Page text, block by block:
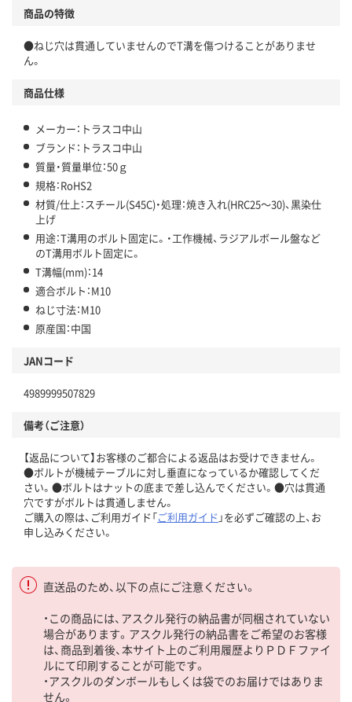
商品の特徴
●ねじ穴は貫通していませんのでT溝を傷つけることがありませ
ん。
商品仕様
メーカー：トラスコ中山
ブランド：トラスコ中山
質量・質量単位：50ｇ
規格：RoHS2
材質/仕上：スチール(S45C)・処理：焼き入れ(HRC25～30)、黒染仕
上げ
用途：T溝用のボルト固定に。・工作機械、ラジアルボール盤など
のT溝用ボルト固定に。
T溝幅(mm)：14
適合ボルト：M10
ねじ寸法：M10
原産国：中国
JANコード
4989999507829
備考（ご注意）
【返品について】お客様のご都合による返品はお受けできません。
●ボルトが機械テーブルに対し垂直になっているか確認してくだ
さい。●ボルトはナットの底まで差し込んでください。●穴は貫通
穴ですがボルトは貫通しません。
ご購入の際は、ご利用ガイド「ご利用ガイド 」を必ずご確認の上、お
申し込みください。
直送品のため、以下の点にご注意ください。
・この商品には、アスクル発行の納品書が同梱されていない
場合があります。アスクル発行の納品書をご希望のお客様
は、商品到着後、本サイト上のご利用履歴よりＰＤＦファイ
ルにて印刷することが可能です。
・アスクルのダンボールもしくは袋でのお届けではありま
せん。